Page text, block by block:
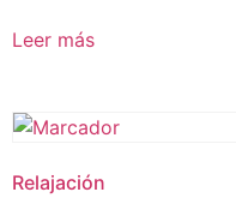
Leer más
Relajación